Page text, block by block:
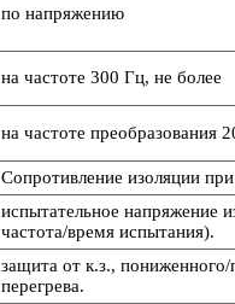
по напряжению
на частоте 300 Гц, не более
на частоте преобразования
Сопротивление изоляции
испытательное напряжение
частота/время испытания).
защита от к.з.,
перегрева.